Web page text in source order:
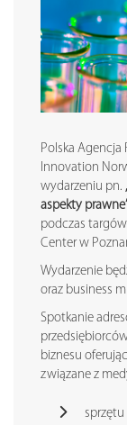
Polska Agencja
Innovation
wydarzeniu pn.
aspekty
podczas
Center w
Wydarzenie
oraz business
Spotkanie
biznesu
związane z
sprzętu